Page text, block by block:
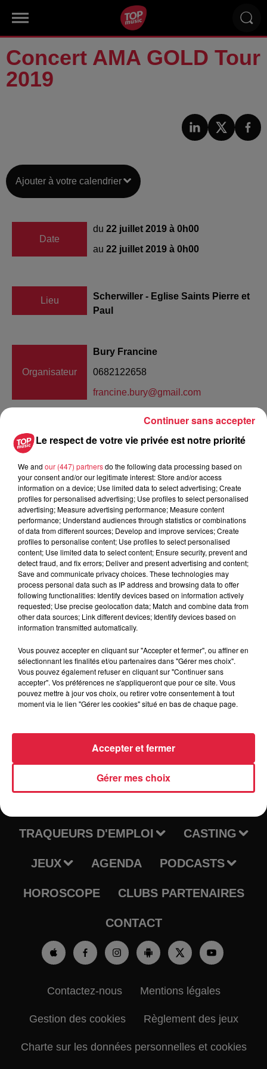
Concert AMA GOLD Tour
2019
Ajouter à votre calendrier
Date
du 22 juillet 2019 à 0h00
au 22 juillet 2019 à 0h00
Lieu
Scherwiller - Eglise Saints Pierre et
Paul
Organisateur
Bury Francine
0682122658
francine.bury@gmail.com
Tarif Gratuit
Les formations musicales d'« AMA » sont très appréciées
par le public Européen depuis maintenant 43 ans. « GOLD »
est un groupe de plus d'une centaine d'étudiants et de
lycéens constitué d'un orchestre symphonique et d'une
chorale. Ces étudiants représentent des universités et
lycées des Etats du Connecticut Maryland New Jersey New
York et Pennsylvanie. Pendant sa tournée Européenne le
groupe « GOLD » se produira en Italie en Allemagne en
Autriche en Suisse et en France à Scherwiller. Les concerts
des formations musicales d'« AMA » sont caractérisés par
musicales de la musique folklorique et des -uvres de
compositeurs contemporains.
TRAQUEURS D'EMPLOI CASTING
JEUX AGENDA PODCASTS
HOROSCOPE CLUBS PARTENAIRES
CONTACT
Contactez-nous Mentions légales
Gestion des cookies Règlement des jeux
Charte sur les données personnelles et cookies
Le respect de votre vie privée est notre priorité
We and our (447) partnersdo the following data processing based on
your consent and/or our legitimate interest: Store and/or access
information on a device; Use limited data to select advertising; Create
profiles for personalised advertising; Use profiles to select personalised
advertising; Measure advertising performance; Measure content
performance; Understand audiences through statistics or combinations
of data from different sources; Develop and improve services; Create
profiles to personalise content; Use profiles to select personalised
content; Use limited data to select content; Ensure security, prevent and
detect fraud, and fix errors; Deliver and present advertising and content;
Save and communicate privacy choices. These technologies may
process personal data such as IP address and browsing data to offer
following functionalities: Identify devices based on information actively
requested; Use precise geolocation data; Match and combine data from
other data sources; Link different devices; Identify devices based on
information transmitted automatically.
Vous pouvez accepter en cliquant sur "Accepter et fermer", ou affiner en
sélectionnant les finalités et/ou partenaires dans "Gérer mes choix".
Vous pouvez également refuser en cliquant sur "Continuer sans
accepter". Vos préférences ne s'appliqueront que pour ce site. Vous
pouvez mettre à jour vos choix, ou retirer votre consentement à tout
moment via le lien "Gérer les cookies" situé en bas de chaque page.
Gérer mes choix
Accepter et fermer
Continuer sans accepter